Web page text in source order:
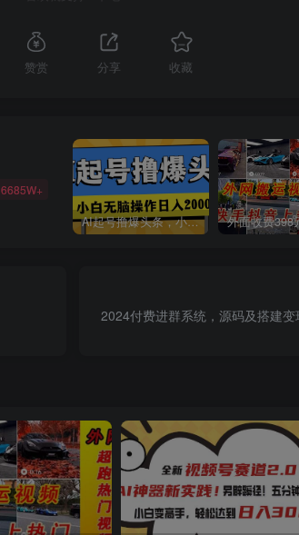
赞赏 分享 收藏
6685W+
AI起号撸爆头条，小白也能操作，日入2000+
2024付费进群系统，源码及搭建变